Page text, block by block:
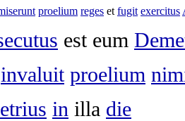
proelium reges et fugit exercitus
est eum
invaluit proelium
in illa die